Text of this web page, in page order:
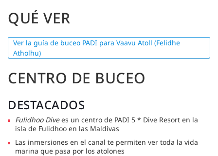
QUÉ VER
Ver la guía de buceo PADI para Vaavu Atoll (Felidhe
Atholhu)
CENTRO DE BUCEO
DESTACADOS
Fulidhoo Divees un centro de PADI 5 * Dive Resort en la
isla de Fulidhoo en las Maldivas
Las inmersiones en el canal te permiten ver toda la vida
marina que pasa por los atolones